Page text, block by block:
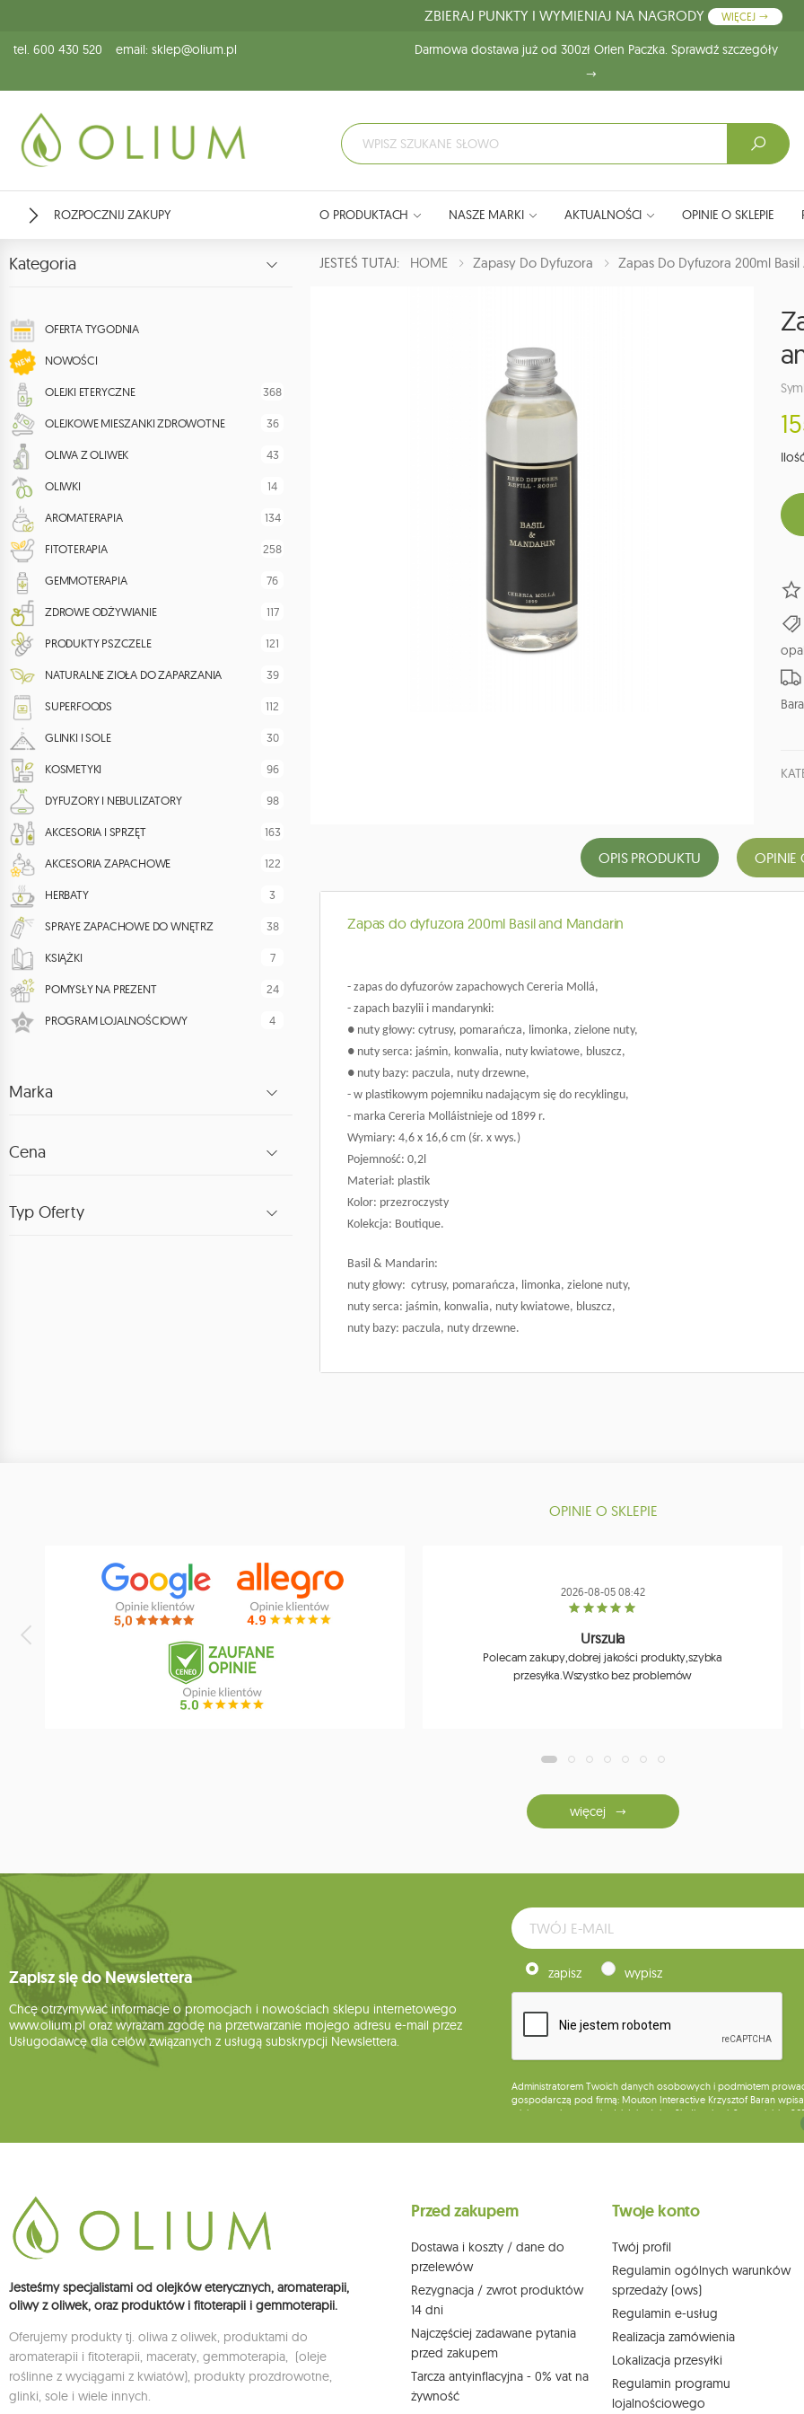
ZBIERAJ PUNKTY I WYMIENIAJ NA NAGRODY WIĘCEJ
tel. 600 430 520 email: sklep@olium.pl Darmowa dostawa już od 300zł Orlen Paczka. Sprawdź szczegóły
ROZPOCZNIJ ZAKUPY O PRODUKTACH NASZE MARKI AKTUALNOŚCI OPINIE O SKLEPIE
Kategoria
OFERTA TYGODNIA
NOWOŚCI
OLEJKI ETERYCZNE 368
OLEJKOWE MIESZANKI ZDROWOTNE 36
OLIWA Z OLIWEK 43
OLIWKI 14
AROMATERAPIA 134
FITOTERAPIA 258
GEMMOTERAPIA 76
ZDROWE ODŻYWIANIE 117
PRODUKTY PSZCZELE 121
NATURALNE ZIOŁA DO ZAPARZANIA 39
SUPERFOODS 112
GLINKI I SOLE 30
KOSMETYKI 96
DYFUZORY I NEBULIZATORY 98
AKCESORIA I SPRZĘT 163
AKCESORIA ZAPACHOWE 122
HERBATY 3
SPRAYE ZAPACHOWE DO WNĘTRZ 38
KSIĄŻKI 7
POMYSŁY NA PREZENT 24
PROGRAM LOJALNOŚCIOWY 4
Marka
Cena
Typ Oferty
JESTEŚ TUTAJ: HOME Zapasy Do Dyfuzora Zapas Do Dyfuzora 200ml
OPIS PRODUKTU OPINIE
Zapas do dyfuzora 200ml Basil and Mandarin
- zapas do dyfuzorów zapachowych Cereria Mollá,
- zapach bazylii i mandarynki:
● nuty głowy: cytrusy, pomarańcza, limonka, zielone nuty,
● nuty serca: jaśmin, konwalia, nuty kwiatowe, bluszcz,
● nuty bazy: paczula, nuty drzewne,
- w plastikowym pojemniku nadającym się do recyklingu,
- marka Cereria Molláistnieje od 1899 r.
Wymiary: 4,6 x 16,6 cm (śr. x wys.)
Pojemność: 0,2l
Materiał: plastik
Kolor: przezroczysty
Kolekcja: Boutique.
Basil & Mandarin:
nuty głowy: cytrusy, pomarańcza, limonka, zielone nuty,
nuty serca: jaśmin, konwalia, nuty kwiatowe, bluszcz,
nuty bazy: paczula, nuty drzewne.
OPINIE O SKLEPIE
2026-08-05 08:42
Urszula
Polecam zakupy,dobrej jakości produkty,szybka
przesyłka.Wszystko bez problemów
więcej
Zapisz się do Newslettera
Chcę otrzymywać informacje o promocjach i nowościach sklepu internetowego
www.olium.pl oraz wyrażam zgodę na przetwarzanie mojego adresu e-mail przez
Usługodawcę dla celów związanych z usługą subskrypcji Newslettera.
zapisz wypisz
Administratorem Twoich danych osobowych i podmiotem
gospodarczą pod firmą: Mouton Interactive Krzysztof Baran
miejsca wykonywania działalności w Siedlcach, ul. Starowiejska
Dane będą przetwarzane w celu wysyłki newslettera i
działem obsługi klienta Mouton Interactive pod adresem e-mail
Jesteśmy specjalistami od olejków eterycznych, aromaterapii,
oliwy z oliwek, oraz produktów i fitoterapii i gemmoterapii.
Oferujemy produkty tj. oliwa z oliwek, produktami do
aromaterapii i fitoterapii, maceraty, gemmoterapia, (oleje
roślinne z wyciągami z kwiatów), produkty prozdrowotne,
glinki, sole i wiele innych.
Przed zakupem
Dostawa i koszty / dane do
przelewów
Rezygnacja / zwrot produktów
14 dni
Najczęściej zadawane pytania
przed zakupem
Tarcza antyinflacyjna - 0% vat na
żywność
Twoje konto
Twój profil
Regulamin ogólnych warunków
sprzedaży (ows)
Regulamin e-usług
Realizacja zamówienia
Lokalizacja przesyłki
Regulamin programu
lojalnościowego